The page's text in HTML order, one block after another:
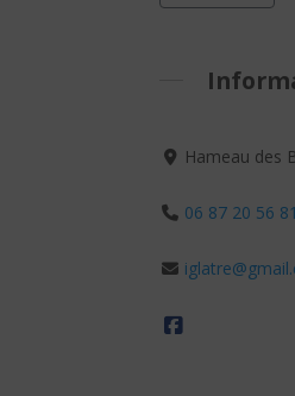
Hameau des
06 87 20 56 81